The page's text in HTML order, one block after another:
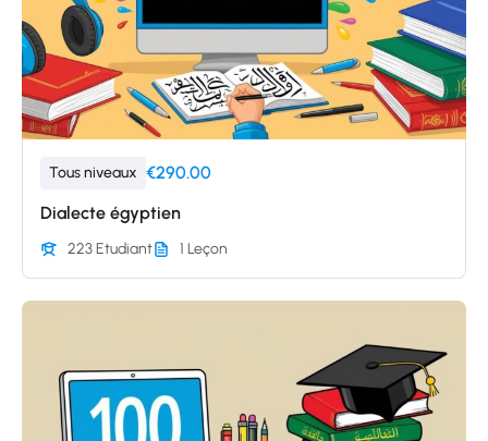
Tous niveaux €290.00
Dialecte égyptien
223 Etudiant 1 Leçon